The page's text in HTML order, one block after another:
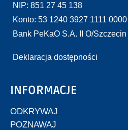
NIP: 851 27 45 138
Konto: 53 1240 3927 1111
Bank PeKaO S.A. II O/Szczecin
Deklaracja dostępności
INFORMACJE
ODKRYWAJ
POZNAWAJ